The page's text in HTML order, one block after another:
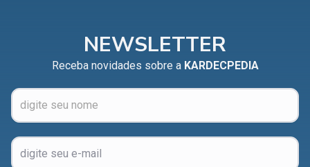
NEWSLETTER
Receba novidades sobre a KARDECPEDIA